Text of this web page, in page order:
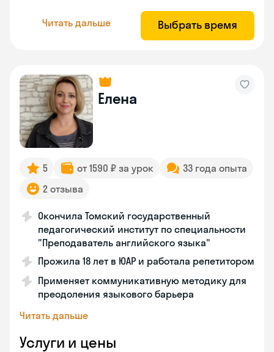
Читать дальше Выбрать время
Елена
5 от 1590 ₽ за урок
33 года опыта
2 отзыва
Окончила Томский государственный
педагогический институт по специальности
"Преподаватель английского языка"
Прожила 18 лет в ЮАР и работала репетитором
Применяет коммуникативную методику для
преодоления языкового барьера
Читать дальше
Услуги и цены